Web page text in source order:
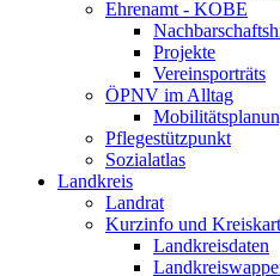
Ehrenamt - KOBE
Projekte
Vereinsporträts
ÖPNV im Alltag
Pflegestützpunkt
Sozialatlas
Landkreis
Landrat
Kurzinfo und
Landkreisdaten